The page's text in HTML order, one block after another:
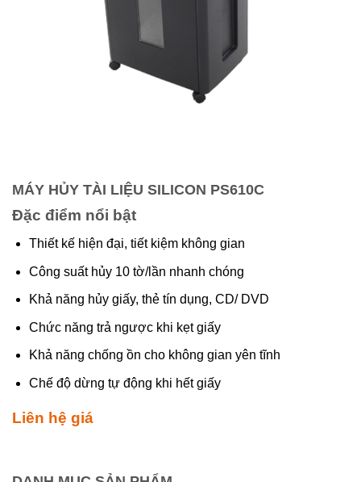
MÁY HỦY TÀI LIỆU SILICON PS610C
Đặc điểm nổi bật
Thiết kế hiện đại, tiết kiệm không gian
Công suất hủy 10 tờ/lần nhanh chóng
Khả năng hủy giấy, thẻ tín dụng, CD/ DVD
Chức năng trả ngược khi kẹt giấy
Khả năng chống ồn cho không gian yên tĩnh
Chế độ dừng tự động khi hết giấy
Liên hệ giá